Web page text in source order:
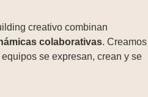
creativo combinan
colaborativas. Creamos
se expresan, crean y se